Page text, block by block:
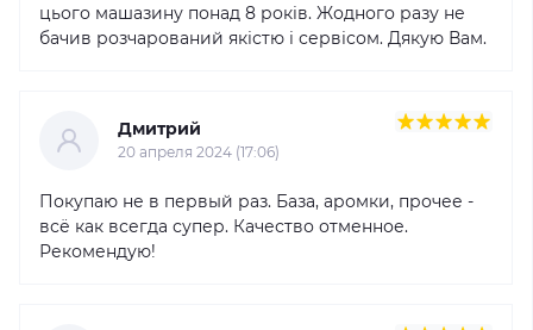
цього машазину понад 8 років. Жодного разу не
бачив розчарований якістю і сервісом. Дякую Вам.
Дмитрий
20 апреля 2024 (17:06)
Покупаю не в первый раз. База, аромки, прочее -
всё как всегда супер. Качество отменное.
Рекомендую!